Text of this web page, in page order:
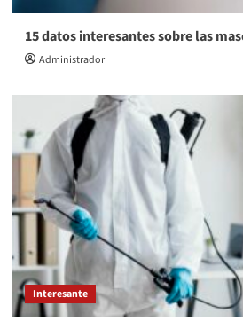
15 datos interesantes sobre las
Administrador
Interesante